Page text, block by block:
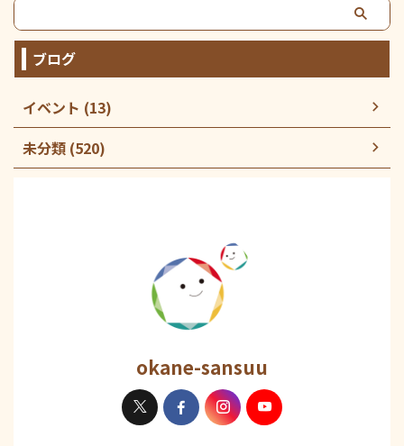
ブログ
イベント (13)
未分類 (520)
okane-sansuu